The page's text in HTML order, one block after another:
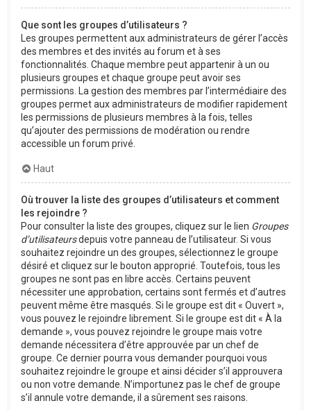
Que sont les groupes d’utilisateurs ?
Les groupes permettent aux administrateurs de gérer l’accès
des membres et des invités au forum et à ses
fonctionnalités. Chaque membre peut appartenir à un ou
plusieurs groupes et chaque groupe peut avoir ses
permissions. La gestion des membres par l’intermédiaire des
groupes permet aux administrateurs de modifier rapidement
les permissions de plusieurs membres à la fois, telles
qu’ajouter des permissions de modération ou rendre
accessible un forum privé.
Haut
Où trouver la liste des groupes d’utilisateurs et comment
les rejoindre ?
Pour consulter la liste des groupes, cliquez sur le lien Groupes
d’utilisateursdepuis votre panneau de l’utilisateur. Si vous
souhaitez rejoindre un des groupes, sélectionnez le groupe
désiré et cliquez sur le bouton approprié. Toutefois, tous les
groupes ne sont pas en libre accès. Certains peuvent
nécessiter une approbation, certains sont fermés et d’autres
peuvent même être masqués. Si le groupe est dit « Ouvert »,
vous pouvez le rejoindre librement. Si le groupe est dit « À la
demande », vous pouvez rejoindre le groupe mais votre
demande nécessitera d’être approuvée par un chef de
groupe. Ce dernier pourra vous demander pourquoi vous
souhaitez rejoindre le groupe et ainsi décider s’il approuvera
ou non votre demande. N’importunez pas le chef de groupe
s’il annule votre demande, il a sûrement ses raisons.